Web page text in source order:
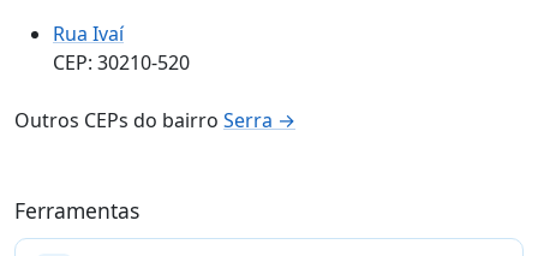
Rua Ivaí
CEP: 30210-520
Outros CEPs do bairro Serra →
Ferramentas